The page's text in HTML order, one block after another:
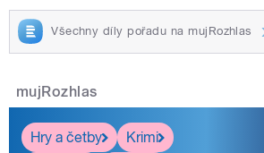
Všechny díly pořadu na mujRozhlas
mujRozhlas
Hry a četby
Krimi